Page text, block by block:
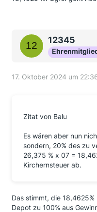
12345
17. Oktober 2024 um
Zitat von Balu
Es wären aber nun
sondern, 20% des zu
26,375 % x 07 =
Kirchernsteuer ab.
Das stimmt, die
Depot zu 100% aus